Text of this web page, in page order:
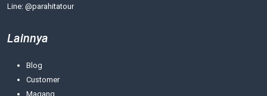
Line: @parahitatour
Lainnya
Blog
Customer
Magang